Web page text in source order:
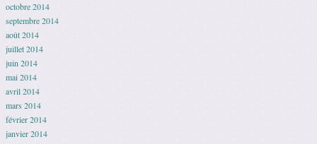
octobre 2014
septembre 2014
août 2014
juillet 2014
juin 2014
mai 2014
avril 2014
mars 2014
février 2014
janvier 2014